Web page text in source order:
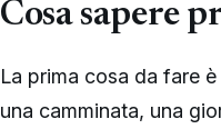
Cosa sapere
La prima cosa da fare
una camminata, una